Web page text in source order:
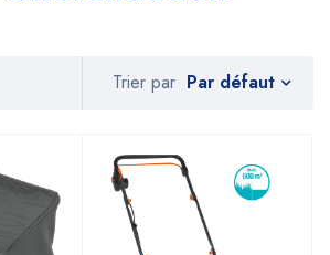
Trier par Par défaut